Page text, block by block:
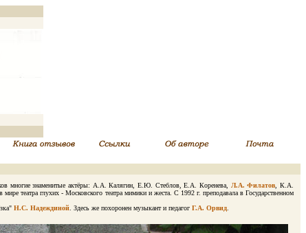
многие знаменитые актёры: А.А. Калягин, Е.Ю. Стеблов, Е.А. Коренева, Л.А. Филатов , К.А.
театра глухих - Московского театра мимики и жеста. С 1992 г. преподавала в Государственном
Н.С. Надеждиной . Здесь же похоронен музыкант и педагог Г.А. Орвид